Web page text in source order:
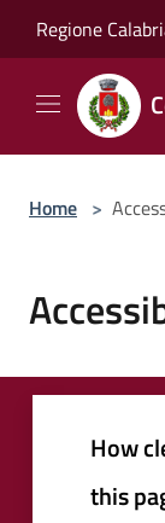
Regione
Home >
How
this